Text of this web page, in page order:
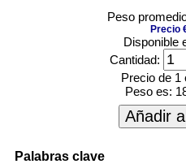
Peso
Precio
Disponible
Cantidad:
Precio de 1
Peso es:
Añadir
Palabras clave